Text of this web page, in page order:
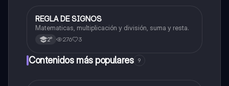
Matemáticas
REGLA DE SIGNOS
Matematicas, multiplicación y división, suma y resta.
2° 276 3
Contenidos más populares 9